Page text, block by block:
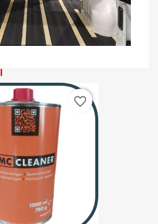
favorite_border